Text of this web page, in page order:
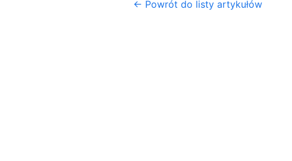
← Powrót do listy artykułów